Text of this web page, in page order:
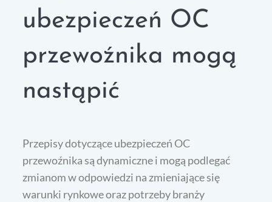
ubezpieczeń OC
przewoźnika mogą
nastąpić
Przepisy dotyczące ubezpieczeń OC
przewoźnika są dynamiczne i mogą podlegać
zmianom w odpowiedzi na zmieniające się
warunki rynkowe oraz potrzeby branży